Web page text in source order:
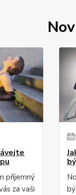
příjemný
za vaši